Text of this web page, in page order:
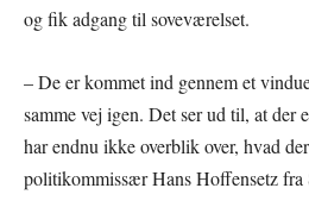
og fik adgang til soveværelset.
– De er kommet ind gennem et
samme vej igen. Det ser ud til, at der
har endnu ikke overblik over, hvad
politikommissær Hans Hoffensetz